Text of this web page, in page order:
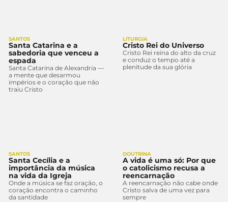
SANTOS
Santa Catarina e a
sabedoria que venceu a
espada
Santa Catarina de Alexandria —
a mente que desarmou
impérios e o coração que não
traiu Cristo
LITURGIA
Cristo Rei do Universo
Cristo Rei reina do alto da cruz
e conduz o tempo até a
plenitude da sua glória
SANTOS
Santa Cecília e a
importância da música
na vida da Igreja
Onde a música se faz oração, o
coração encontra o caminho
da santidade
DOUTRINA
A vida é uma só: Por que
o catolicismo recusa a
reencarnação
A reencarnação não cabe onde
Cristo salva de uma vez para
sempre